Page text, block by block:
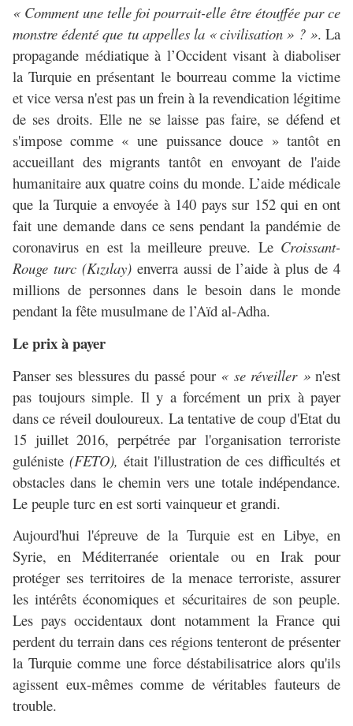
« Comment une telle foi pourrait-elle être étouffée par ce
monstre édenté que tu appelles la « civilisation » ? ». La
propagande médiatique à l’Occident visant à diaboliser
la Turquie en présentant le bourreau comme la victime
et vice versa n'est pas un frein à la revendication légitime
de ses droits. Elle ne se laisse pas faire, se défend et
s'impose comme « une puissance douce » tantôt en
accueillant des migrants tantôt en envoyant de l'aide
humanitaire aux quatre coins du monde. L’aide médicale
que la Turquie a envoyée à 140 pays sur 152 qui en ont
fait une demande dans ce sens pendant la pandémie de
coronavirus en est la meilleure preuve. Le Croissant-
Rouge turc (Kızılay)enverra aussi de l’aide à plus de 4
millions de personnes dans le besoin dans le monde
pendant la fête musulmane de l’Aïd al-Adha.
Le prix à payer
Panser ses blessures du passé pour « se réveiller »n'est
pas toujours simple. Il y a forcément un prix à payer
dans ce réveil douloureux. La tentative de coup d'Etat du
15 juillet 2016, perpétrée par l'organisation terroriste
guléniste (FETO), était l'illustration de ces difficultés et
obstacles dans le chemin vers une totale indépendance.
Le peuple turc en est sorti vainqueur et grandi.
Aujourd'hui l'épreuve de la Turquie est en Libye, en
Syrie, en Méditerranée orientale ou en Irak pour
protéger ses territoires de la menace terroriste, assurer
les intérêts économiques et sécuritaires de son peuple.
Les pays occidentaux dont notamment la France qui
perdent du terrain dans ces régions tenteront de présenter
la Turquie comme une force déstabilisatrice alors qu'ils
agissent eux-mêmes comme de véritables fauteurs de
trouble.